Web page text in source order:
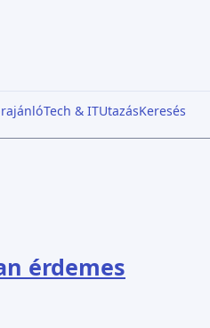
Tech & ITUtazásKeresés
érdemes